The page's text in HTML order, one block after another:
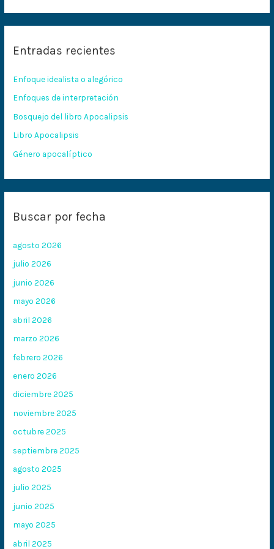
a
p
o
r
:
Entradas recientes
Enfoque idealista o alegórico
Enfoques de interpretación
Bosquejo del libro Apocalipsis
Libro Apocalipsis
Género apocalíptico
Buscar por fecha
agosto 2026
julio 2026
junio 2026
mayo 2026
abril 2026
marzo 2026
febrero 2026
enero 2026
diciembre 2025
noviembre 2025
octubre 2025
septiembre 2025
agosto 2025
julio 2025
junio 2025
mayo 2025
abril 2025